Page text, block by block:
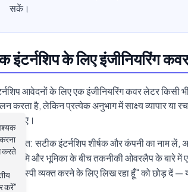
सकें।
इंटर्नशिप के लिए इंजीनियरिंग
आवेदनों के लिए एक इंजीनियरिंग कवर लेटर किसी
करता है, लेकिन प्रत्येक अनुभाग में साक्ष्य व्यापार या
चाहिए।
शुरुआत: सटीक इंटर्नशिप शीर्षक और कंपनी का नाम लें,
पृष्ठभूमि और भूमिका के बीच तकनीकी ओवरलैप के बारे
दिलचस्पी व्यक्त करने के लिए लिख रहा हूँ" को छोड़ दें —
है।
करते
करें"